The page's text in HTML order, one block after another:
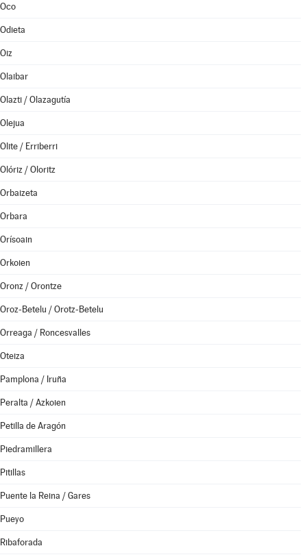
Oco
Odieta
Oiz
Olaibar
Olazti / Olazagutía
Olejua
Olite / Erriberri
Olóriz / Oloritz
Orbaizeta
Orbara
Orísoain
Orkoien
Oronz / Orontze
Oroz-Betelu / Orotz-Betelu
Orreaga / Roncesvalles
Oteiza
Pamplona / Iruña
Peralta / Azkoien
Petilla de Aragón
Piedramillera
Pitillas
Puente la Reina / Gares
Pueyo
Ribaforada